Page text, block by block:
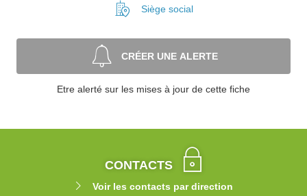
Siège social
CRÉER UNE ALERTE
Etre alerté sur les mises à jour de cette fiche
CONTACTS
Voir les contacts par direction